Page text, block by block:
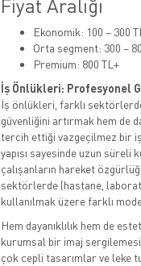
Fiyat Aralığı
Ekonomik: 100 – 300 TL
Orta segment: 300 –
Premium: 800 TL+
İş Önlükleri: Profesyonel
İş önlükleri, farklı
güvenliğini artırmak hem de
tercih ettiği vazgeçilmez bir iş
yapısı sayesinde uzun süreli
çalışanların hareket
sektörlerde (hastane,
kullanılmak üzere farklı
Hem dayanıklılık hem de
kurumsal bir imaj
çok cepli tasarımlar ve leke